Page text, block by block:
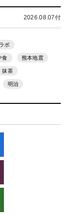
2026.08.07付
ボ
食 熊本地震
抹茶
明治